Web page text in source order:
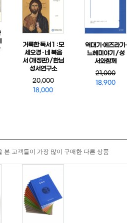
거룩한 독서 1 : 모
세오경 · 네 복음
서 (개정판) / 한님
성서연구소
20,000
18,000
역대기·에즈라기·
느헤미야기 / 성
서와함께
21,000
18,900
본 고객들이 가장 많이 구매한 다른 상품